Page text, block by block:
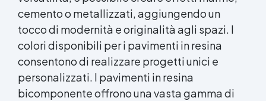
cemento o metallizzati, aggiungendo un
tocco di modernità e originalità agli spazi. I
colori disponibili per i pavimenti in resina
consentono di realizzare progetti unici e
personalizzati. I pavimenti inresina
bicomponenteoffrono una vasta gamma di